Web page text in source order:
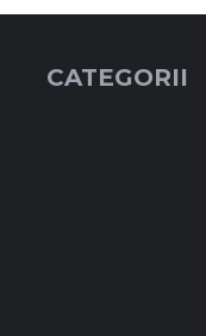
CATEGORII